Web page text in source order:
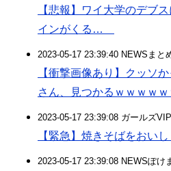
【悲報】ワイ大学のデブ
インがくる…
2023-05-17 23:39:40 NEWSまと
【衝撃画像あり】クッソ
さん、見つかるｗｗｗｗｗ
2023-05-17 23:39:08 ガールズ
【緊急】焼きそばをおい
2023-05-17 23:39:08 NEWSぽけ